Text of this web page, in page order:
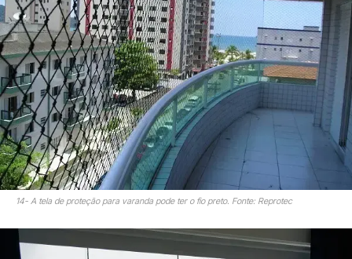
14- A tela de proteção para varanda pode ter o fio preto. Fonte: Reprotec